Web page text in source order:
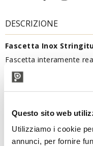
Questo sito web
Utilizziamo i cookie
annunci, per fornire
DESCRIZIONE
Fascetta Inox
Fascetta interamente
millimetri di larghezza
portagomma, senza
DESCRIZIONE